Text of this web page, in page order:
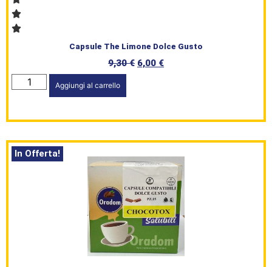
Capsule The Limone Dolce Gusto
9,30€ 6,00 €
Aggiungi al carrello
In Offerta!